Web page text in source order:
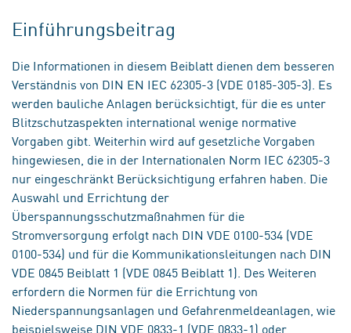
Einführungsbeitrag
Die Informationen in diesem Beiblatt dienen dem besseren
Verständnis von DIN EN IEC 62305-3 (VDE 0185-305-3). Es
werden bauliche Anlagen berücksichtigt, für die es unter
Blitzschutzaspekten international wenige normative
Vorgaben gibt. Weiterhin wird auf gesetzliche Vorgaben
hingewiesen, die in der Internationalen Norm IEC 62305-3
nur eingeschränkt Berücksichtigung erfahren haben. Die
Auswahl und Errichtung der
Überspannungsschutzmaßnahmen für die
Stromversorgung erfolgt nach DIN VDE 0100-534 (VDE
0100-534) und für die Kommunikationsleitungen nach DIN
VDE 0845 Beiblatt 1 (VDE 0845 Beiblatt 1). Des Weiteren
erfordern die Normen für die Errichtung von
Niederspannungsanlagen und Gefahrenmeldeanlagen, wie
beispielsweise DIN VDE 0833-1 (VDE 0833-1) oder